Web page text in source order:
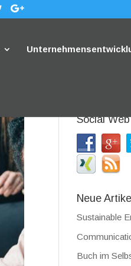
Social Web
Neue Artikel
Sustainable
Buch im